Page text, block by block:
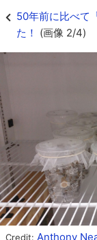
50年前に比べて
た！ (画像 2/4)
Credit: Anthony